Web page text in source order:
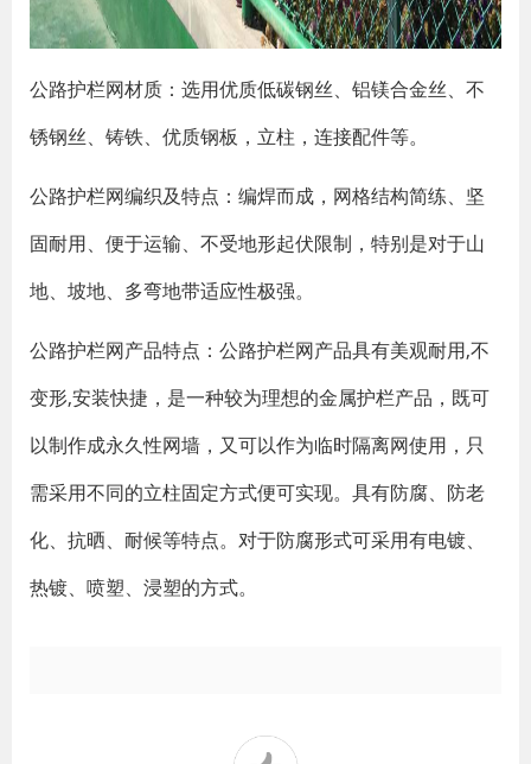
公路护栏网材质：选用优质低碳钢丝、铝镁合金丝、不
锈钢丝、铸铁、优质钢板，立柱，连接配件等。
公路护栏网编织及特点：编焊而成，网格结构简练、坚
固耐用、便于运输、不受地形起伏限制，特别是对于山
地、坡地、多弯地带适应性极强。
公路护栏网产品特点：公路护栏网产品具有美观耐用,不
变形,安装快捷，是一种较为理想的金属护栏产品，既可
以制作成永久性网墙，又可以作为临时隔离网使用，只
需采用不同的立柱固定方式便可实现。具有防腐、防老
化、抗晒、耐候等特点。对于防腐形式可采用有电镀、
热镀、喷塑、浸塑的方式。